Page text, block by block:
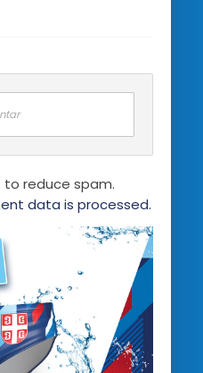
to reduce spam.
data is processed.